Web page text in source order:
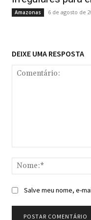
Amazonas 6 de agosto de
DEIXE UMA RESPOSTA
Salve meu nome, e-